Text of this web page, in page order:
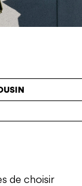
de choisir